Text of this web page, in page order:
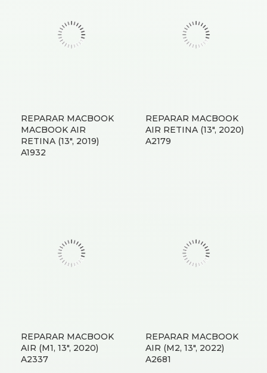
REPARAR MACBOOK
MACBOOK AIR
RETINA (13″, 2019)
A1932
REPARAR MACBOOK
AIR RETINA (13″, 2020)
A2179
REPARAR MACBOOK
AIR (M1, 13″, 2020)
A2337
REPARAR MACBOOK
AIR (M2, 13″, 2022)
A2681